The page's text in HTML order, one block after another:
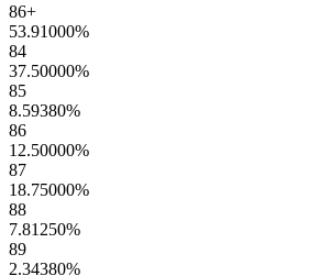
86+
53.91000%
84
37.50000%
85
8.59380%
86
12.50000%
87
18.75000%
88
7.81250%
89
2.34380%